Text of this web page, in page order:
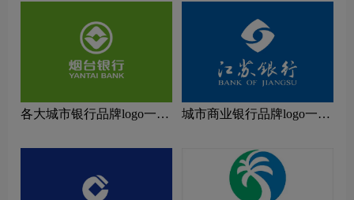
各大城市银行品牌logo一
城市商业银行品牌logo一